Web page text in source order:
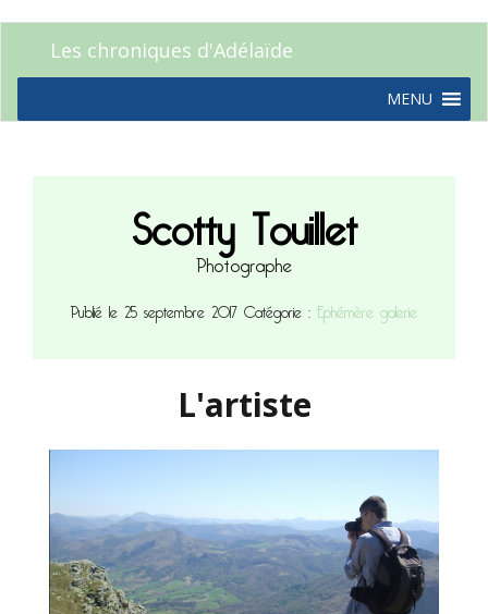
Les chroniques d'Adélaïde
MENU
Scotty Touillet
Photographe
Publié le 25 septembre 2017Catégorie :Ephémère galerie
L'artiste